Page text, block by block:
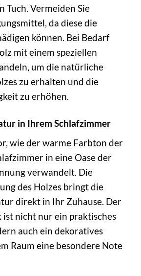
Tuch. Vermeiden Sie
da diese die
können. Bei Bedarf
mit einem speziellen
um die natürliche
zu erhalten und die
zu erhöhen.
in Ihrem Schlafzimmer
wie der warme Farbton der
in eine Oase der
verwandelt. Die
des Holzes bringt die
direkt in Ihr Zuhause. Der
nicht nur ein praktisches
auch ein dekoratives
Raum eine besondere Note